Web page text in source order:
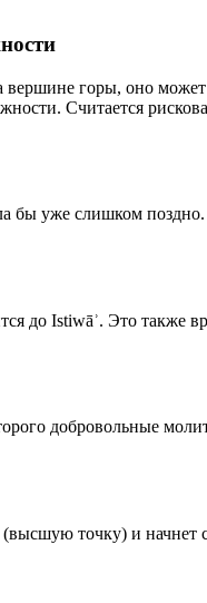
горы, оно
Считается
бы уже слишком поздно.
до Istiwāʾ. Это также
добровольные
точку) и